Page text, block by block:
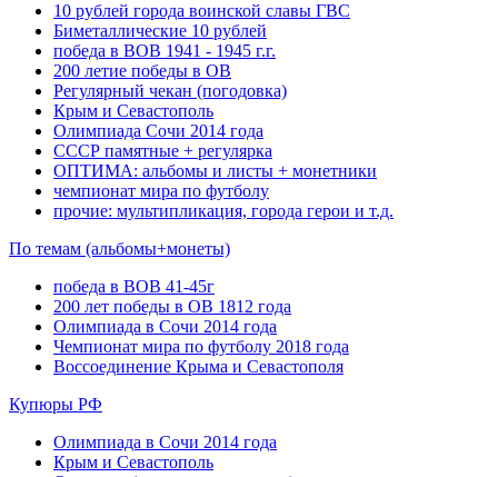
10 рублей города воинской славы ГВС
Биметаллические 10 рублей
победа в ВОВ 1941 - 1945 г.г.
200 летие победы в ОВ
Регулярный чекан (погодовка)
Крым и Севастополь
Олимпиада Сочи 2014 года
СССР памятные + регулярка
ОПТИМА: альбомы и листы + монетники
чемпионат мира по футболу
прочие: мультипликация, города герои и т.д.
По темам (альбомы+монеты)
победа в ВОВ 41-45г
200 лет победы в ОВ 1812 года
Олимпиада в Сочи 2014 года
Чемпионат мира по футболу 2018 года
Воссоединение Крыма и Севастополя
Купюры РФ
Олимпиада в Сочи 2014 года
Крым и Севастополь